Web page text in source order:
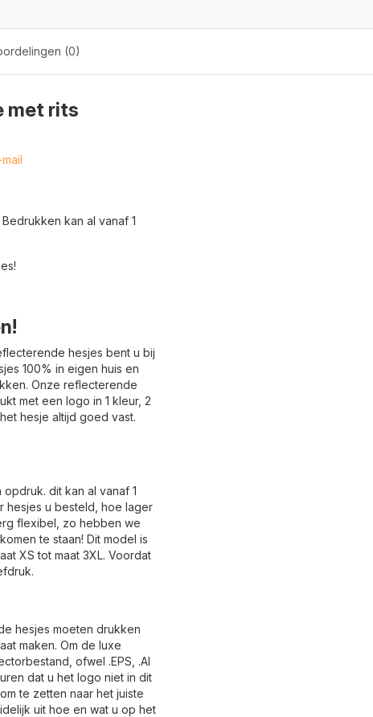
(0)
met rits
kan al vanaf 1
hesjes bent u bij
100% in eigen huis en
Onze reflecterende
met een logo in 1 kleur, 2
hesje altijd goed vast.
dit kan al vanaf 1
hesjes u besteld, hoe lager
flexibel, zo hebben we
te staan! Dit model is
XS tot maat 3XL. Voordat
hesjes moeten drukken
maken. Om de luxe
ofwel .EPS, .AI
dat u het logo niet in dit
te zetten naar het juiste
uit hoe en wat u op het